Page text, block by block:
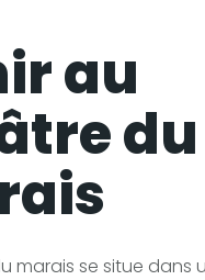
au
du
marais se situe dans